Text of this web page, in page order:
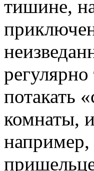
тишине,
регулярно
потакать
комнаты,
например,